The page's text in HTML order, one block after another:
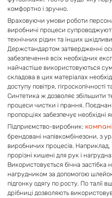
комфортно і зручно.
Враховуючи умови роботи
виробничі процеси
технічних рідин та інших
Держстандартом затвердженні
забезпечення всіх необхідних
найчастіше використовуються
складова в цих матеріалах
доступу повітря,
Синтетика ж дозволяє збільшити
процеси чистки і прання.
пропорціях забезпечує необхідні
Підприємство-виробник:
брендовані напівкомбінезони, з
виробничих процесів.
прорізні кишені для рук і
Використовується бічна застібка
нагрудником за допомогою
підгонку одягу по росту. По талії
дрібниці дозволяють